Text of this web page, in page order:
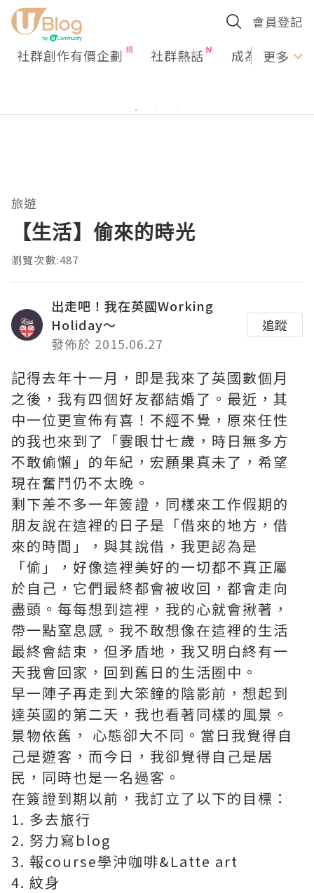
會員登記
社群創作有價企劃 社群熱話 成為U更多
旅遊
【生活】偷來的時光
瀏覽次數:487
出走吧！我在英國Working
Holiday～
發佈於 2015.06.27
追蹤
記得去年十一月，即是我來了英國數個月
之後，我有四個好友都結婚了。最近，其
中一位更宣佈有喜！不經不覺，原來任性
的我也來到了「霎眼廿七歲，時日無多方
不敢偷懶」的年紀，宏願果真未了，希望
現在奮鬥仍不太晚。
剩下差不多一年簽證，同樣來工作假期的
朋友說在這裡的日子是「借來的地方，借
來的時間」，與其說借，我更認為是
「偷」，好像這裡美好的一切都不真正屬
於自己，它們最終都會被收回，都會走向
盡頭。每每想到這裡，我的心就會揪著，
帶一點窒息感。我不敢想像在這裡的生活
最終會結束，但矛盾地，我又明白終有一
天我會回家，回到舊日的生活圈中。
早一陣子再走到大笨鐘的陰影前，想起到
達英國的第二天，我也看著同樣的風景。
景物依舊， 心態卻大不同。當日我覺得自
己是遊客，而今日，我卻覺得自己是居
民，同時也是一名過客。
在簽證到期以前，我訂立了以下的目標：
1. 多去旅行
2. 努力寫blog
3. 報course學沖咖啡&Latte art
4. 紋身